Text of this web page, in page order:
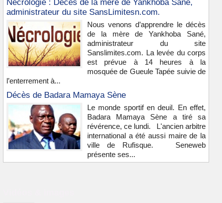
Nécrologie : Décès de la mère de Yankhoba Sané,
administrateur du site SansLimitesn.com.
Nous venons d’apprendre le décès
de la mère de Yankhoba Sané,
administrateur du site
Sanslimites.com. La levée du corps
est prévue à 14 heures à la
mosquée de Gueule Tapée suivie de
l’enterrement à...
Décès de Badara Mamaya Sène
Le monde sportif en deuil. En effet,
Badara Mamaya Sène a tiré sa
révérence, ce lundi. L'ancien arbitre
international a été aussi maire de la
ville de Rufisque. Seneweb
présente ses...